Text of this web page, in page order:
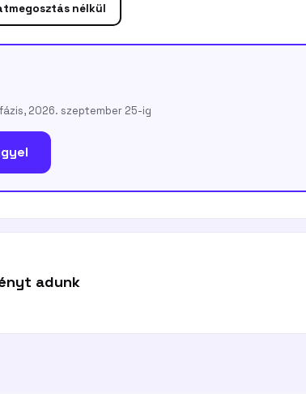
nélkül
2026. szeptember 25-ig
adunk